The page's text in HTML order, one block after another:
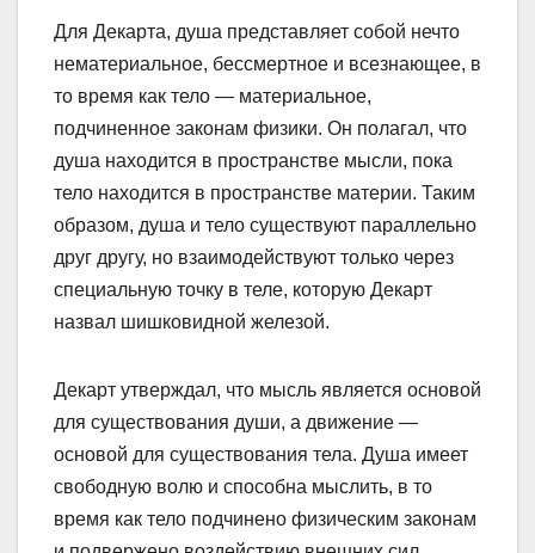
Для Декарта, душа представляет собой нечто
нематериальное, бессмертное и всезнающее, в
то время как тело — материальное,
подчиненное законам физики. Он полагал, что
душа находится в пространстве мысли, пока
тело находится в пространстве материи. Таким
образом, душа и тело существуют параллельно
друг другу, но взаимодействуют только через
специальную точку в теле, которую Декарт
назвал шишковидной железой.
Декарт утверждал, что мысль является основой
для существования души, а движение —
основой для существования тела. Душа имеет
свободную волю и способна мыслить, в то
время как тело подчинено физическим законам